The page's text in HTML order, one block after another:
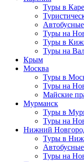
Туры в
Туры на
Туры в
Туры на
Крым
Москва
Туры в
Туры на
Майские
Мурманск
Туры в
Туры на
Нижний
Туры в
Туры на